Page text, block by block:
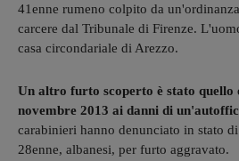
41enne rumeno colpito da
carcere dal Tribunale di Firenze.
casa circondariale di Arezzo.
Un altro furto scoperto è stato
novembre 2013 ai danni di
carabinieri hanno denunciato in stato
28enne, albanesi, per furto aggravato.